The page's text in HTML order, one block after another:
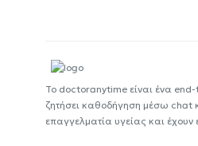
Το doctoranytime είναι ένα end-
ζητήσει καθοδήγηση μέσω chat
επαγγελματία υγείας και